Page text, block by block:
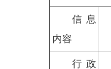
信息
内容
行政